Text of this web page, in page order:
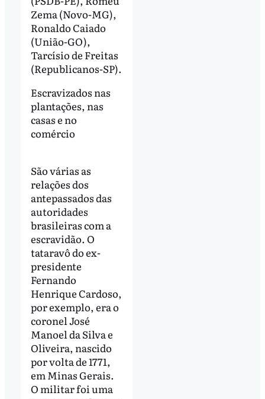
Zema (Novo-MG),
Ronaldo Caiado
(União-GO),
Tarcísio de Freitas
(Republicanos-SP).
Escravizados nas
plantações, nas
casas e no
comércio
São várias as
relações dos
antepassados das
autoridades
brasileiras com a
escravidão. O
tataravô do ex-
presidente
Fernando
Henrique Cardoso,
por exemplo, era o
coronel José
Manoel da Silva e
Oliveira, nascido
por volta de 1771,
em Minas Gerais.
O militar foi uma